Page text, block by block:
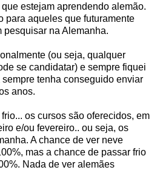
estejam aprendendo alemão.
para aqueles que futuramente
pesquisar na Alemanha.
(ou seja, qualquer
se candidatar) e sempre fiquei
tenha conseguido enviar
anos.
os cursos são oferecidos, em
e/ou fevereiro.. ou seja, os
A chance de ver neve
mas a chance de passar frio
Nada de ver alemães